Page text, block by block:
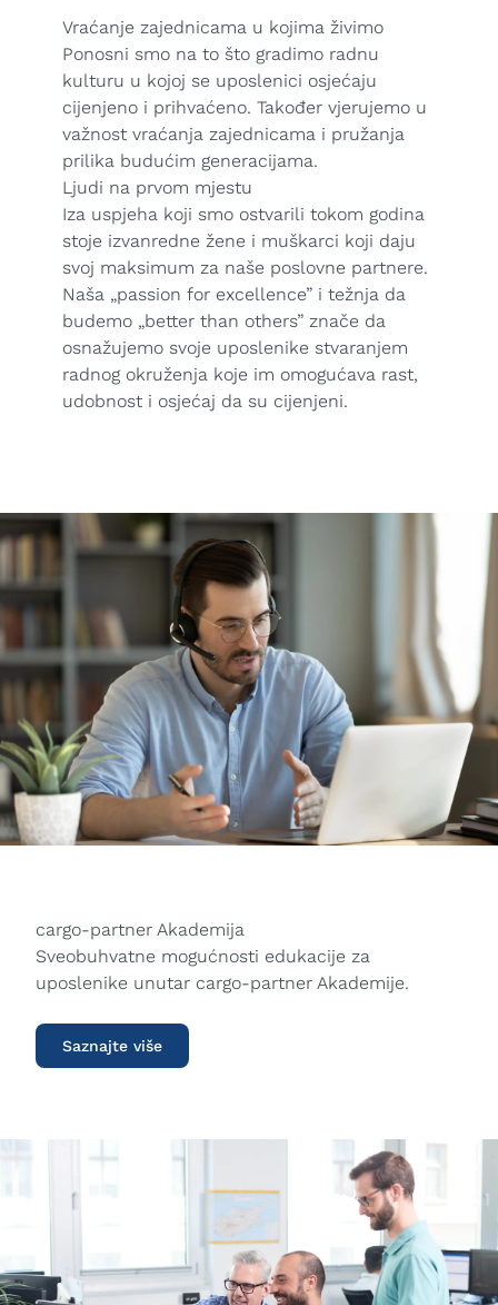
Vraćanje zajednicama u kojima živimo
Ponosni smo na to što gradimo radnu
kulturu u kojoj se uposlenici osjećaju
cijenjeno i prihvaćeno. Također vjerujemo u
važnost vraćanja zajednicama i pružanja
prilika budućim generacijama.
Ljudi na prvom mjestu
Iza uspjeha koji smo ostvarili tokom godina
stoje izvanredne žene i muškarci koji daju
svoj maksimum za naše poslovne partnere.
Naša „passion for excellence” i težnja da
budemo „better than others” znače da
osnažujemo svoje uposlenike stvaranjem
radnog okruženja koje im omogućava rast,
udobnost i osjećaj da su cijenjeni.
cargo-partner Akademija
Sveobuhvatne mogućnosti edukacije za
uposlenike unutar cargo-partner Akademije.
Saznajte više